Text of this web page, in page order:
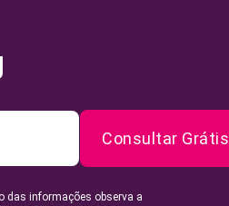
Consultar Grátis
das informações observa a